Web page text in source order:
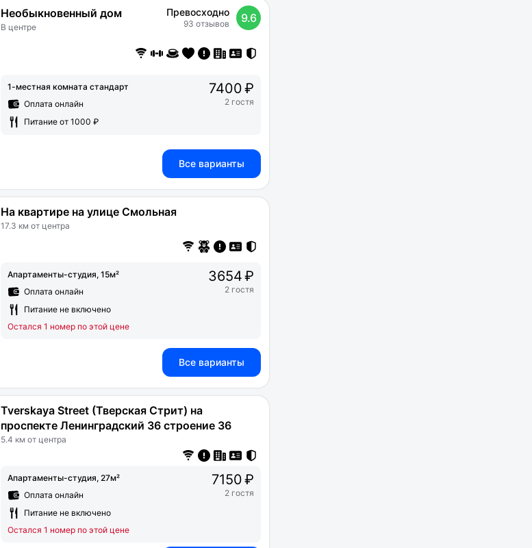
Необыкновенный дом
В центре
Превосходно
93 отзывов 9.6
1-местная комната стандарт
Оплата онлайн
Питание от 1000 ₽
7400 ₽
2 гостя
Все варианты
На квартире на улице Смольная
17.3 км от центра
Апартаменты-студия, 15м²
Оплата онлайн
Питание не включено
Остался 1 номер по этой цене
3654 ₽
2 гостя
Все варианты
Tverskaya Street (Тверская Стрит) на
проспекте Ленинградский 36 строение 36
5.4 км от центра
Апартаменты-студия, 27м²
Оплата онлайн
Питание не включено
Остался 1 номер по этой цене
7150 ₽
2 гостя